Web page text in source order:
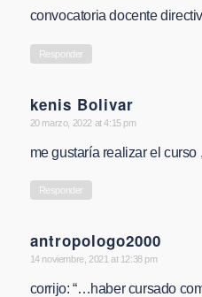
convocatoria docente
Responder
kenis Bolivar
says:
20 marzo, 2022 at 4:15 pm
me gustaría realizar el curso
Responder
antropologo2000
says:
14 noviembre, 2021 at 12:38 pm
corrijo: “…haber cursado